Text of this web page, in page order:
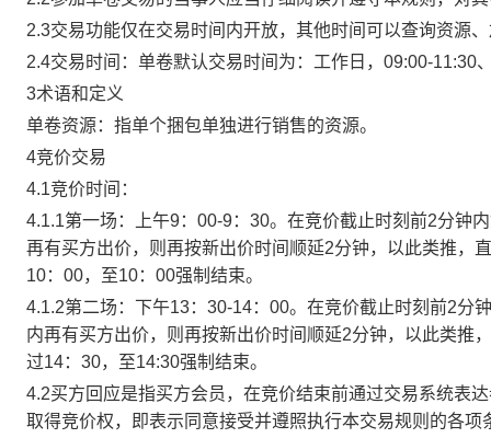
2.3交易功能仅在交易时间内开放，其他时间可以查询资源
2.4交易时间：单卷默认交易时间为：工作日，09:00-11:30
3术语和定义
单卷资源：指单个捆包单独进行销售的资源。
4竞价交易
4.1竞价时间：
4.1.1第一场：上午9：00-9：30。在竞价截止时刻前2分钟
再有买方出价，则再按新出价时间顺延2分钟，以此类推，
10：00，至10：00强制结束。
4.1.2第二场：下午13：30-14：00。在竞价截止时刻前2分
内再有买方出价，则再按新出价时间顺延2分钟，以此类推
过14：30，至14:30强制结束。
4.2买方回应是指买方会员，在竞价结束前通过交易系统表
取得竞价权，即表示同意接受并遵照执行本交易规则的各